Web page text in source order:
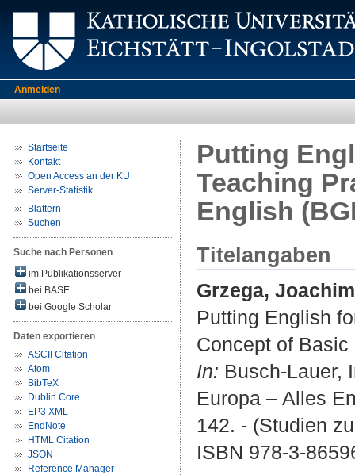
Anmelden
Startseite
Kontakt
Open Access an der KU
Server-Statistik
Blättern
Suchen
Suche nach Personen
im Publikationsserver
bei BASE
bei Google Scholar
Daten exportieren
ASCII Citation
Atom
BibTeX
Dublin Core
EP3 XML
EndNote
HTML Citation
JSON
Reference Manager
Putting
Teaching
English
Titelangaben
Grzega, Joachim
Putting English
Concept of
In: Busch-Lauer,
Europa – Alles
142. - (Studien
ISBN 978-3-